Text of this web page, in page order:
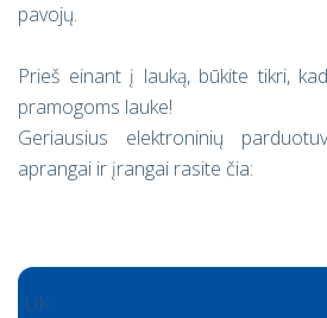
pavojų.
Prieš einant į lauką, būkite tikri,
pramogoms lauke!
Geriausius elektroninių
aprangai ir įrangai rasite čia:
UK